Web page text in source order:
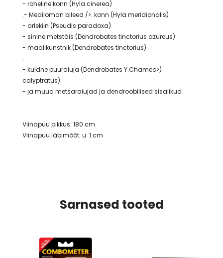
- roheline konn (Hyla cinerea)
.- Mediloman bileed />. konn (Hyla meridionalis)
- arlekiin (Pseudis paradoxa)
- sinine metstäis (Dendrobates tinctorius azureus)
- maalikunstnik (Dendrobates tinctorius)
.
- kuldne puuraiuja (Dendrobates Y.Chameo>)
calyptratus)
- ja muud metsaraiujad ja dendroobilised sisalikud
Viinapuu pikkus: 180 cm
Viinapuu läbimõõt: u. 1 cm
Sarnased tooted